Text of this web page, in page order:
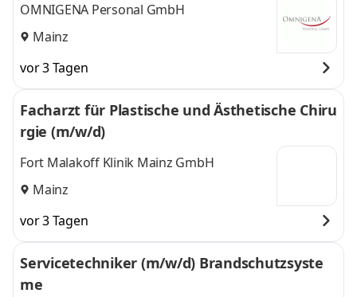
OMNIGENA Personal GmbH
Mainz
vor 3 Tagen
Facharzt für Plastische und Ästhetische Chiru
rgie (m/w/d)
Fort Malakoff Klinik Mainz GmbH
Mainz
vor 3 Tagen
Servicetechniker (m/w/d) Brandschutzsyste
me